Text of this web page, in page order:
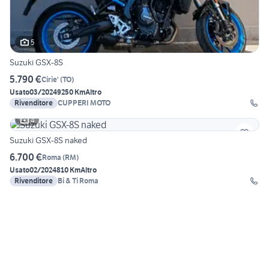
5
Suzuki GSX-8S
5.790 €Cirie' (TO)
Usato03/20249250 KmAltro
Rivenditore CUPPERI MOTO
4
Suzuki GSX-8S naked
6.700 €Roma (RM)
Usato02/2024810 KmAltro
Rivenditore
Bi & Ti Roma